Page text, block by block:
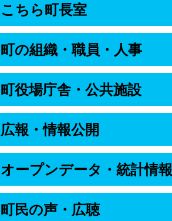
こちら町長室
町の組織・職員・人事
町役場庁舎・公共施設
広報・情報公開
オープンデータ・統計情報
町民の声・広聴